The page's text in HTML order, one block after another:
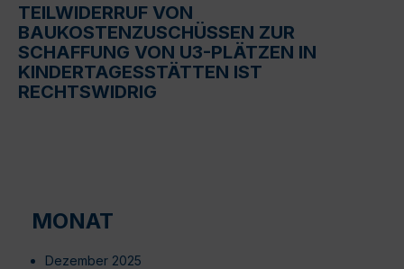
TEILWIDERRUF VON
BAUKOSTENZUSCHÜSSEN ZUR
SCHAFFUNG VON U3-PLÄTZEN IN
KINDERTAGESSTÄTTEN IST
RECHTSWIDRIG
MONAT
Dezember 2025